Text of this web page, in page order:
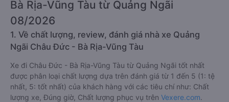
Bà Rịa-Vũng Tàu từ Quảng Ngãi
08/2026
1. Về chất lượng, review, đánh giá nhà xe Quảng
Ngãi Châu Đức - Bà Rịa-Vũng Tàu
Xe đi Châu Đức - Bà Rịa-Vũng Tàu từ Quảng Ngãi tốt nhất
được phân loại chất lượng dựa trên đánh giá từ 1 đến 5 (1: tệ
nhất, 5: tốt nhất) của khách hàng với các tiêu chí như: Chất
lượng xe, Đúng giờ, Chất lượng phục vụ trên Vexere.com.